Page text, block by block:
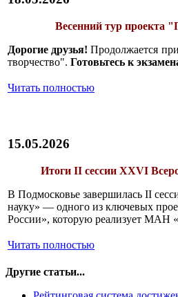
Весенний тур проекта
Дорогие друзья! Продолжается
творчество". Готовьтесь к
Читать полностью
15.05.2026
Итоги II сессии XXVI
В Подмосковье завершилась II
науку» — одного из ключевых
России», которую реализует МАН
Читать полностью
Другие статьи...